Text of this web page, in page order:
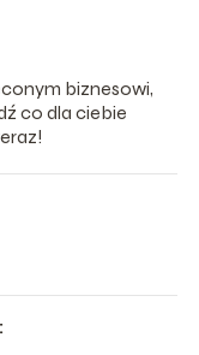
biznesowi,
co dla ciebie